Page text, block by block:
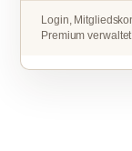
Login,
Premium